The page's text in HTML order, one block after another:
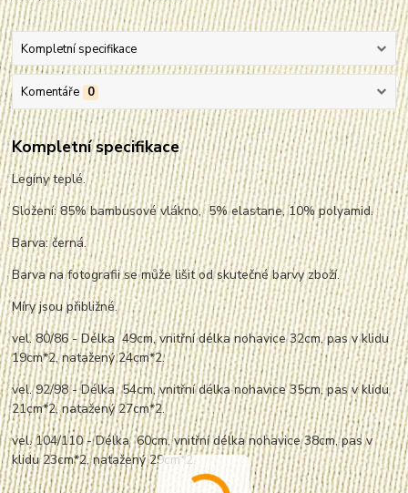
Kompletní specifikace
Komentáře 0
Kompletní specifikace
Legíny teplé.
Složení: 85% bambusové vlákno, 5% elastane, 10% polyamid.
Barva: černá.
Barva na fotografii se může lišit od skutečné barvy zboží.
Míry jsou přibližné.
vel. 80/86 - Délka 49cm, vnitřní délka nohavice 32cm, pas v klidu
19cm*2,natažený 24cm*2.
vel. 92/98 - Délka 54cm, vnitřní délka nohavice 35cm, pas v klidu
21cm*2,natažený 27cm*2.
vel. 104/110 - Délka 60cm, vnitřní délka nohavice 38cm, pas v
klidu 23cm*2,natažený 29cm*2.